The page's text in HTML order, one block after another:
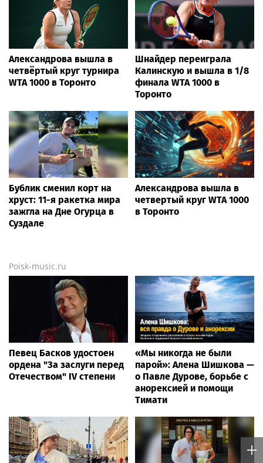
Александрова вышла в
четвёртый круг турнира
WTA 1000 в Торонто
Шнайдер переиграла
Калинскую и вышла в 1/8
финала WTA 1000 в
Торонто
Бублик сменил корт на
хруст: 11-я ракетка мира
зажгла на Дне Огурца в
Суздале
Александрова вышла в
четвертый круг WTA 1000
в Торонто
Poisk-music.ru
Певец Басков удостоен
ордена "За заслуги перед
Отечеством" IV степени
«Мы никогда не были
парой»: Алена Шишкова —
о Павле Дурове, борьбе с
анорексией и помощи
Тимати